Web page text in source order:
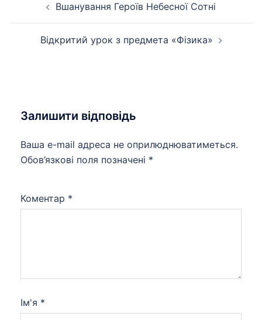
Вшанування Героїв Небесної Сотні
Відкритий урок з предмета «Фізика»
Залишити відповідь
Ваша e-mail адреса не оприлюднюватиметься.
Обов’язкові поля позначені *
Коментар *
Ім'я *